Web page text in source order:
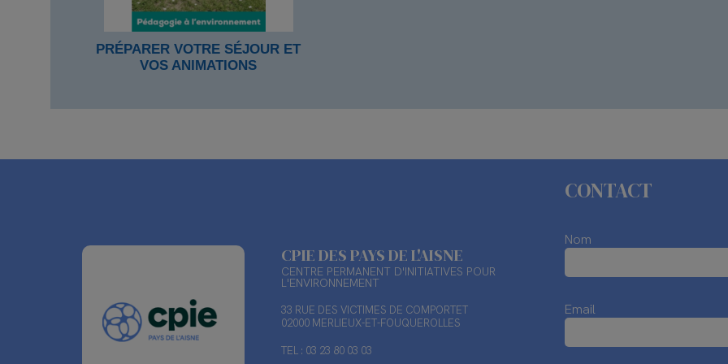
PRÉPARER VOTRE SÉJOUR ET
VOS ANIMATIONS
CPIE DES PAYS DE L'AISNE
CENTRE PERMANENT D'INITIATIVES POUR
L'ENVIRONNEMENT
33 RUE DES VICTIMES DE COMPORTET
02000 MERLIEUX-ET-FOUQUEROLLES
TEL : 03 23 80 03 03
CONTACT
Nom
Email